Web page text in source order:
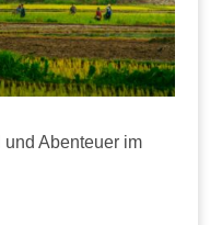
Abenteuer im